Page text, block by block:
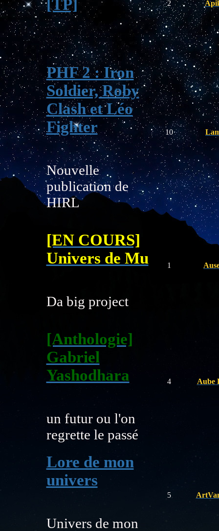
[TP]
2
PHF 2 : Iron
Soldier, Roby
Clash et Léo
Fighter
Nouvelle
publication de
HIRL
10
[EN COURS]
Univers de Mu
Da big project
1
[Anthologie]
Gabriel
Yashodhara
un futur ou l'on
regrette le passé
4 Aube
Lore de mon
univers
Univers de mon
5